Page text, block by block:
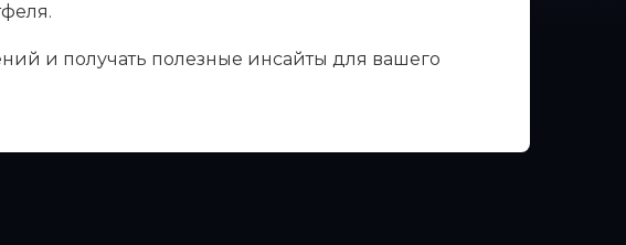
и получать полезные инсайты для вашего